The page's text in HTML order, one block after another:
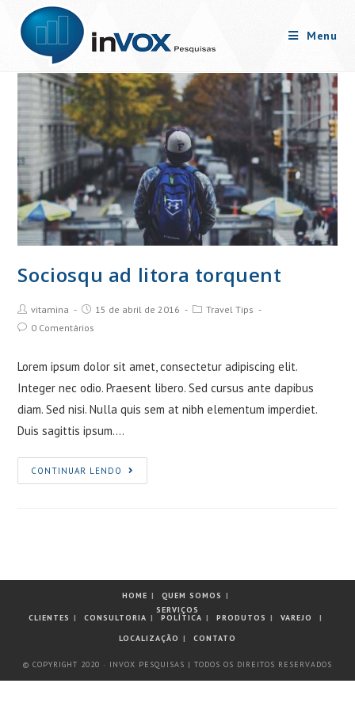
content
Menu
Sociosqu ad litora torquent
Post
Author:
vitamina
Post15 de abril de 2016
PostTravel Tips
Post0 Comentários
Lorem ipsum dolor sit amet, consectetur adipiscing elit.
Integer nec odio. Praesent libero. Sed cursus ante dapibus
diam. Sed nisi. Nulla quis sem at nibh elementum imperdiet.
Duis sagittis ipsum.…
CONTINUAR LENDO
ad
HOME
QUEM SOMOS
SERVIÇOS
CLIENTES CONSULTORIA POLÍTICA PRODUTOS
VAREJO
LOCALIZAÇÃO
CONTATO
© COPYRIGHT 2020 · INVOX PESQUISAS | TODOS OS DIREITOS RESERVADOS